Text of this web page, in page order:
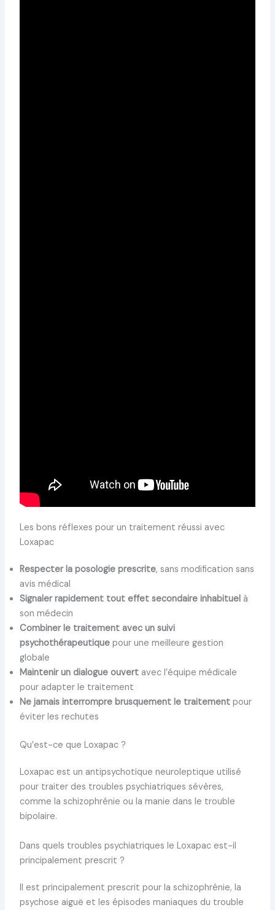
Les bons réflexes pour un traitement réussi avec
Loxapac
Respecter la posologie prescrite, sans modification sans
avis médical
Signaler rapidement tout effet secondaire inhabituelà
son médecin
Combiner le traitement avec un suivi
psychothérapeutiquepour une meilleure gestion
globale
Maintenir un dialogue ouvertavec l’équipe médicale
pour adapter le traitement
Ne jamais interrompre brusquement le traitementpour
éviter les rechutes
Qu’est-ce que Loxapac ?
Loxapac est un antipsychotique neuroleptique utilisé
pour traiter des troubles psychiatriques sévères,
comme la schizophrénie ou la manie dans le trouble
bipolaire.
Dans quels troubles psychiatriques le Loxapac est-il
principalement prescrit ?
Il est principalement prescrit pour la schizophrénie, la
psychose aiguë et les épisodes maniaques du trouble